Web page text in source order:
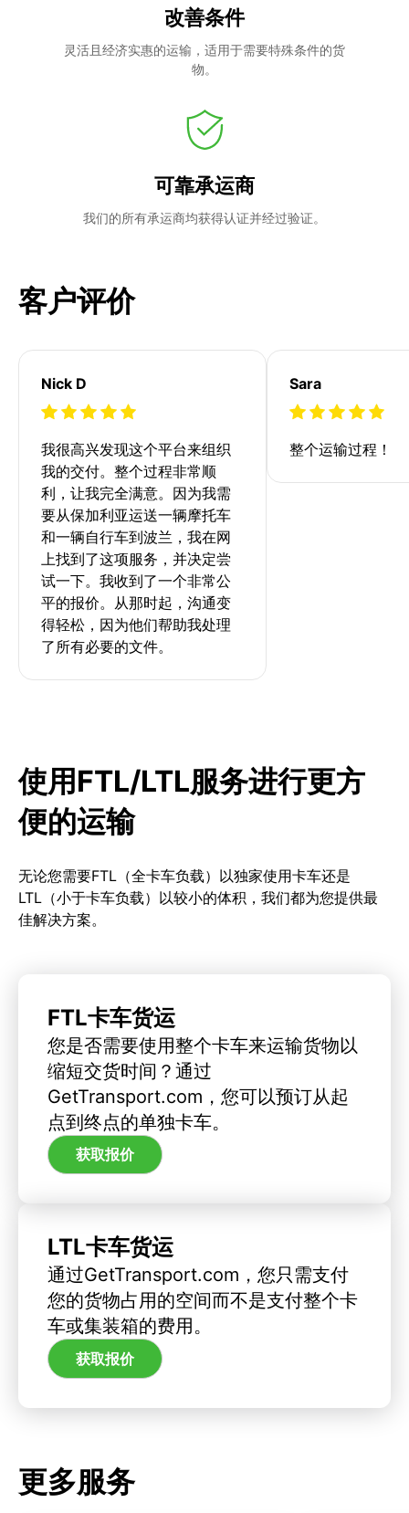
改善条件
灵活且经济实惠的运输，适用于需要特殊条件的货
物。
可靠承运商
我们的所有承运商均获得认证并经过验证。
客户评价
Nick D
我很高兴发现这个平台来组织
我的交付。整个过程非常顺
利，让我完全满意。因为我需
要从保加利亚运送一辆摩托车
和一辆自行车到波兰，我在网
上找到了这项服务，并决定尝
试一下。我收到了一个非常公
平的报价。从那时起，沟通变
得轻松，因为他们帮助我处理
了所有必要的文件。
Sara
整个运输过程！
使用FTL/LTL服务进行更方
便的运输
无论您需要FTL（全卡车负载）以独家使用卡车还是
LTL（小于卡车负载）以较小的体积，我们都为您提供最
佳解决方案。
FTL卡车货运
您是否需要使用整个卡车来运输货物以
缩短交货时间？通过
GetTransport.com，您可以预订从起
点到终点的单独卡车。
获取报价
LTL卡车货运
通过GetTransport.com，您只需支付
您的货物占用的空间而不是支付整个卡
车或集装箱的费用。
获取报价
更多服务